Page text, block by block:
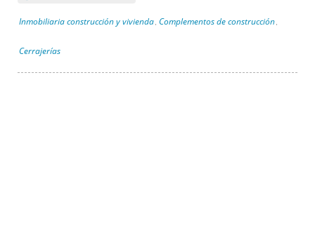
Inmobiliaria construcción y vivienda , Complementos de construcción ,
Cerrajerías